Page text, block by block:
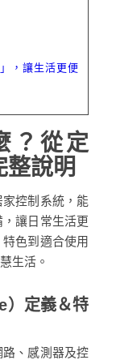
，讓生活更便
？從定
說明
控制系統，能
讓日常生活更
色到適合使用
生活。
）定義＆特
路、感測器及控